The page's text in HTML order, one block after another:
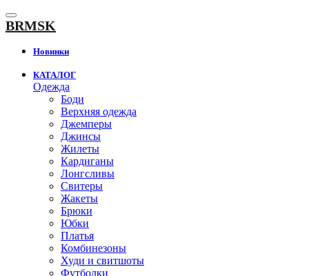
К
содержанию
BRMSK
Новинки
КАТАЛОГ
Одежда
Боди
Верхняя одежда
Джемперы
Джинсы
Жилеты
Кардиганы
Лонгсливы
Свитеры
Жакеты
Брюки
Юбки
Платья
Комбинезоны
Худи и свитшоты
Футболки